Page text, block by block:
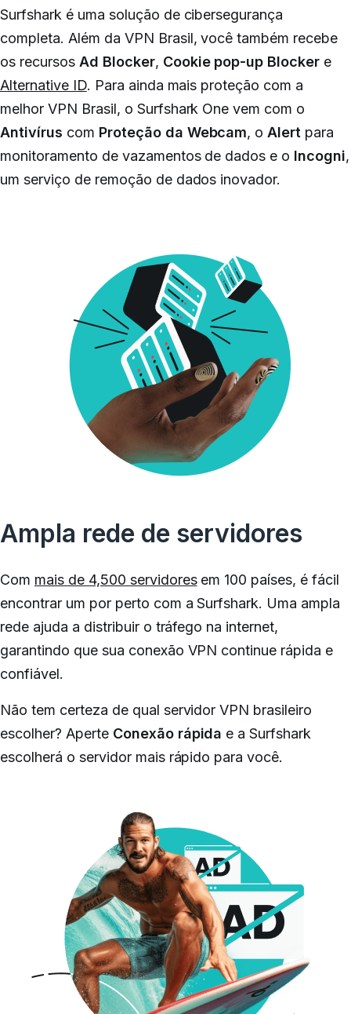
Surfshark é uma solução de cibersegurança
completa. Além da VPN Brasil, você também recebe
os recursos Ad Blocker, Cookie pop-up Blocker e
Alternative ID. Para ainda mais proteção com a
melhor VPN Brasil, o Surfshark One vem com o
Antivírus com Proteção da Webcam, o Alert para
monitoramento de vazamentos de dados e o Incogni,
um serviço de remoção de dados inovador.
Ampla rede de servidores
Com mais de 4,500 servidoresem 100 países, é fácil
encontrar um por perto com a Surfshark. Uma ampla
rede ajuda a distribuir o tráfego na internet,
garantindo que sua conexão VPN continue rápida e
confiável.
Não tem certeza de qual servidorVPN brasileiro
escolher? Aperte Conexão rápida e a Surfshark
escolherá o servidor mais rápido para você.